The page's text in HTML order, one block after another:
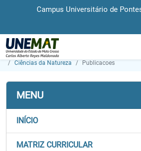
Campus Universitário de
Página Inicial
Ciências da Natureza
Publicacoes
MENU
INÍCIO
MATRIZ CURRICULAR